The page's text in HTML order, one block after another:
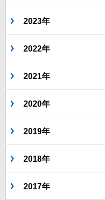
2023年
2022年
2021年
2020年
2019年
2018年
2017年